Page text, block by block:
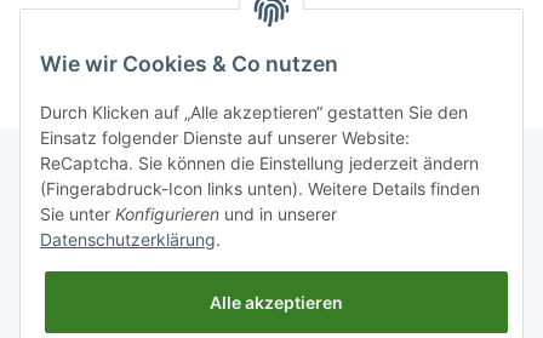
Informationen
Wie wir Cookies & Co nutzen
Durch Klicken auf „Alle akzeptieren“ gestatten Sie den
Einsatz folgender Dienste auf unserer Website:
ReCaptcha. Sie können die Einstellung jederzeit ändern
(Fingerabdruck-Icon links unten). Weitere Details finden
Sie unter Konfigurieren und in unserer
Datenschutzerklärung.
Alle akzeptieren